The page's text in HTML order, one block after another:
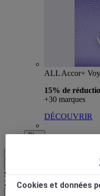
ALL Accor+
15% de
+30 marques
DÉCOUVRIR
Plus
Sélectionnez votre zone et
Zone géographique
Cookies et données